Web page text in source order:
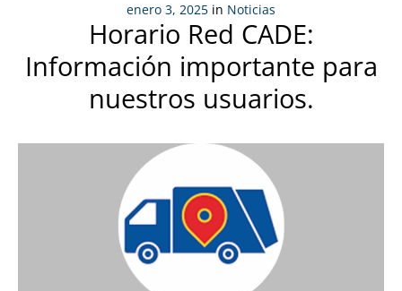
enero 3, 2025 in Noticias
Horario Red CADE:
Información importante para
nuestros usuarios.